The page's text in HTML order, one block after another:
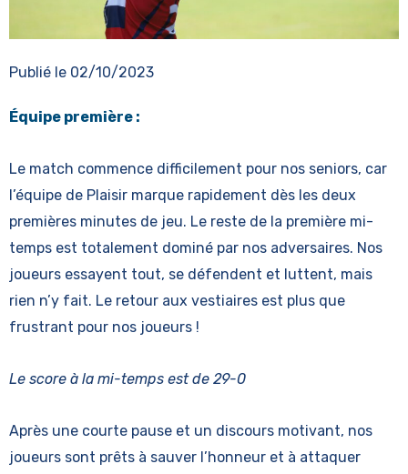
Publié le 02/10/2023
Équipe première :
Le match commence difficilement pour nos seniors, car
l’équipe de Plaisir marque rapidement dès les deux
premières minutes de jeu. Le reste de la première mi-
temps est totalement dominé par nos adversaires. Nos
joueurs essayent tout, se défendent et luttent, mais
rien n’y fait. Le retour aux vestiaires est plus que
frustrant pour nos joueurs !
Le score à la mi-temps est de 29-0
Après une courte pause et un discours motivant, nos
joueurs sont prêts à sauver l’honneur et à attaquer